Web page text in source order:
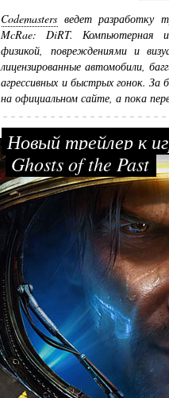
Codemasters ведет разработку
McRae: DiRT. Компьютерная
физикой, повреждениями и
лицензированные автомобили,
агрессивных и быстрых гонок. За
на официальном сайте, а пока
Новый трейлер к
Ghosts of the Past